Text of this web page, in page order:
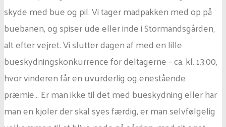
skyde med bue og pil. Vi tager madpakken med op på
buebanen, og spiser ude eller inde i Stormandsgården,
alt efter vejret. Vi slutter dagen af med en lille
bueskydningskonkurrence for deltagerne – ca. kl. 13:00,
hvor vinderen får en uvurderlig og enestående
præmie… Er man ikke til det med bueskydning eller har
man en kjoler der skal syes færdig, er man selvfølgelig